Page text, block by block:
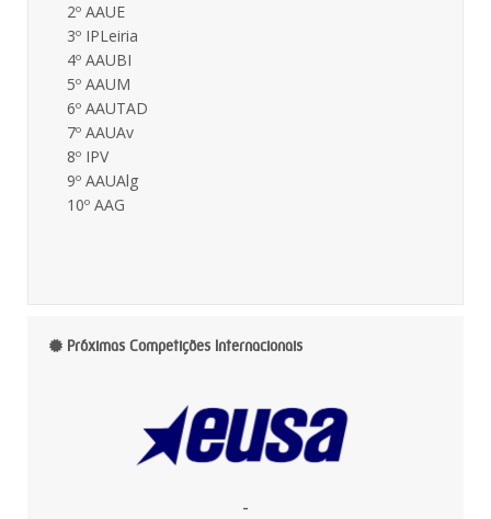
2º AAUE
3º IPLeiria
4º AAUBI
5º AAUM
6º AAUTAD
7º AAUAv
8º IPV
9º AAUAlg
10º AAG
Próximas Competições Internacionais
-